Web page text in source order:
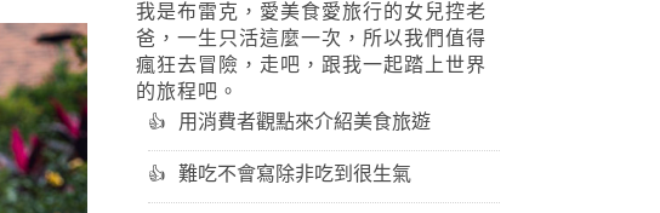
我是布雷克，愛美食愛旅行的女兒控老
爸，一生只活這麼一次，所以我們值得
瘋狂去冒險，走吧，跟我一起踏上世界
的旅程吧。
用消費者觀點來介紹美食旅遊
難吃不會寫除非吃到很生氣